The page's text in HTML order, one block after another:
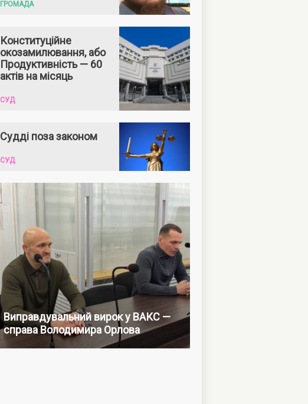
ГРОМАДА
Конституційне
окозамилювання, або
Продуктивність — 60
актів на місяць
СУД
Судді поза законом
СУД
Виправдувальний вирок у ВАКС —
справа Володимира Орлова